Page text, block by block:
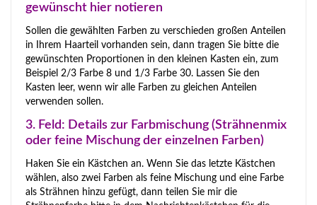
gewünscht hier notieren
Sollen die gewählten Farben zu verschieden großen Anteilen
in Ihrem Haarteil vorhanden sein, dann tragen Sie bitte die
gewünschten Proportionen in den kleinen Kasten ein, zum
Beispiel 2/3 Farbe 8 und 1/3 Farbe 30. Lassen Sie den
Kasten leer, wenn wir alle Farben zu gleichen Anteilen
verwenden sollen.
3. Feld: Details zur Farbmischung (Strähnenmix
oder feine Mischung der einzelnen Farben)
Haken Sie ein Kästchen an. Wenn Sie das letzte Kästchen
wählen, also zwei Farben als feine Mischung und eine Farbe
als Strähnen hinzu gefügt, dann teilen Sie mir die